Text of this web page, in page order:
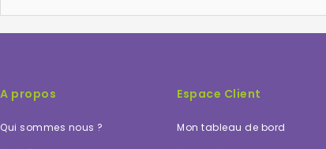
A propos
Qui sommes nous ?
Espace Client
Mon tableau de bord